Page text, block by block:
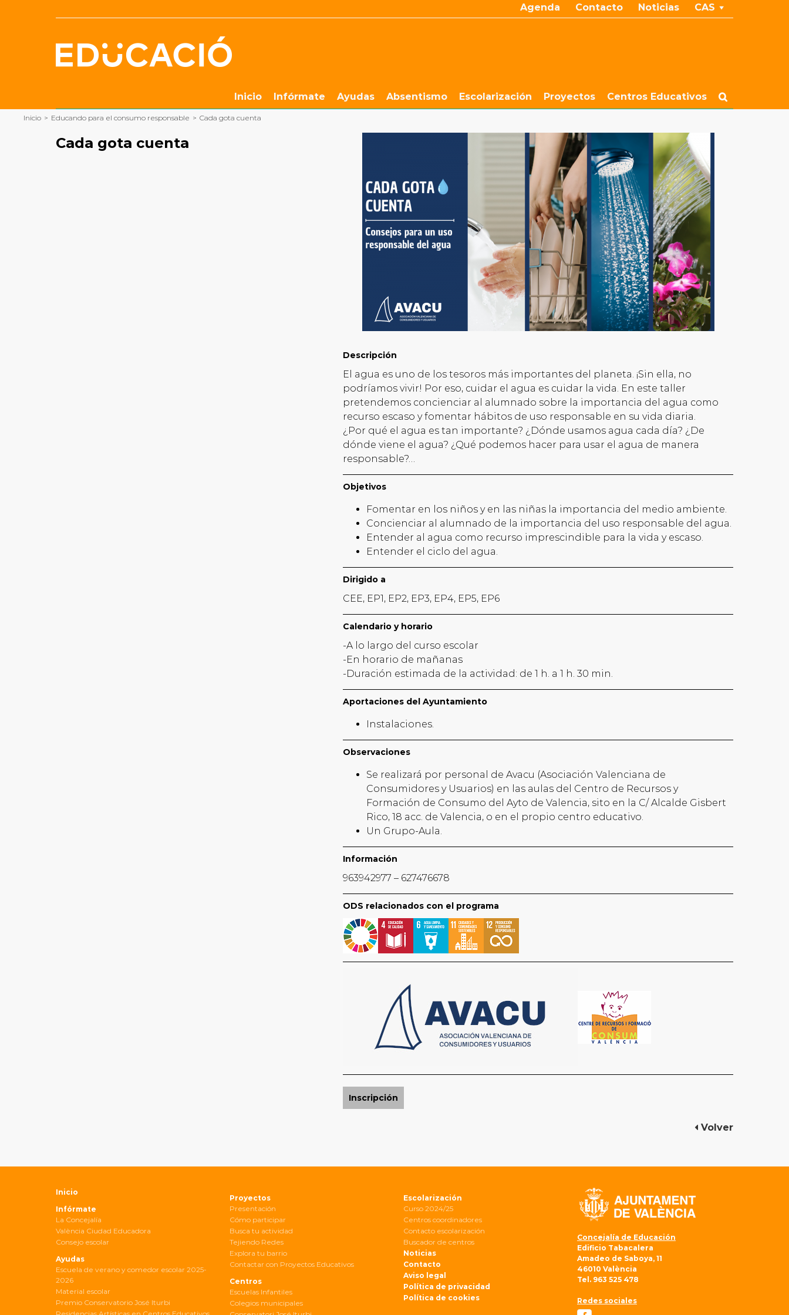
Agenda Contacto Noticias CAS
Inicio Infórmate Ayudas Absentismo Escolarización Proyectos Centros Educativos
Inicio > Educando para el consumo responsable > Cada gota cuenta
Cada gota cuenta
Descripción
El agua es uno de los tesoros más importantes del planeta. ¡Sin ella, no
podríamos vivir! Por eso, cuidar el agua es cuidar la vida. En este taller
pretendemos concienciar al alumnado sobre la importancia del agua como
recurso escaso y fomentar hábitos de uso responsable en su vida diaria.
¿Por qué el agua es tan importante? ¿Dónde usamos agua cada día? ¿De
dónde viene el agua? ¿Qué podemos hacer para usar el agua de manera
responsable?…
Objetivos
Fomentar en los niños y en las niñas la importancia del medio ambiente.
Concienciar al alumnado de la importancia del uso responsable del agua.
Entender al agua como recurso imprescindible para la vida y escaso.
Entender el ciclo del agua.
Dirigido a
CEE, EP1, EP2, EP3, EP4, EP5, EP6
Calendario y horario
-A lo largo del curso escolar
-En horario de mañanas
-Duración estimada de la actividad: de 1 h. a 1 h. 30 min.
Aportaciones del Ayuntamiento
Instalaciones.
Observaciones
Se realizará por personal de Avacu (Asociación Valenciana de
Consumidores y Usuarios) en las aulas del Centro de Recursos y
Formación de Consumo del Ayto de Valencia, sito en la C/ Alcalde Gisbert
Rico, 18 acc. de Valencia, o en el propio centro educativo.
Un Grupo-Aula.
Información
963942977 – 627476678
ODS relacionados con el programa
Inscripción
Volver
Inicio
Infórmate
La Concejalía
València Ciudad Educadora
Consejo escolar
Ayudas
Escuela de verano y comedor escolar 2025-
2026
Material escolar
Premio Conservatorio José Iturbi
Proyectos
Presentación
Cómo participar
Busca tu actividad
Tejiendo Redes
Explora tu barrio
Contactar con Proyectos Educativos
Centros
Escuelas Infantiles
Colegios municipales
Escolarización
Curso 2024/25
Centros coordinadores
Contacto escolarización
Buscador de centros
Noticias
Contacto
Aviso legal
Política de privacidad
Política de cookies
Concejalía de Educación
Edificio Tabacalera
Amadeo de Saboya, 11
46010 València
Tel. 963 525 478
Redes sociales